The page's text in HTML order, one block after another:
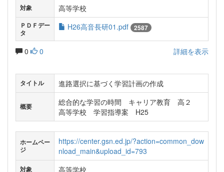
対象 高等学校
ＰＤＦデー
タ
H26高音長研01.pdf 2587
0 0 詳細を表示
タイトル 進路選択に基づく学習計画の作成
概要
総合的な学習の時間 キャリア教育 高２
高等学校 学習指導案 H25
ホームペー
ジ
https://center.gsn.ed.jp/?action=common_dow
nload_main&upload_id=793
対象 高等学校